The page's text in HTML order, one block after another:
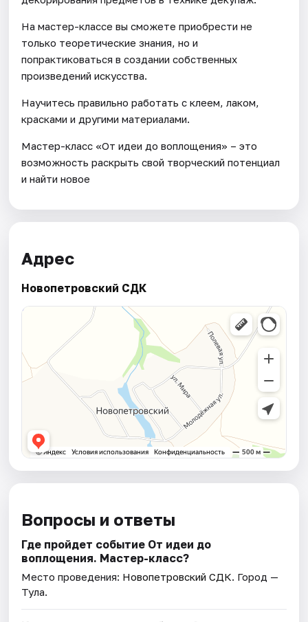
На мастер-классе вы сможете приобрести не
только теоретические знания, но и
попрактиковаться в создании собственных
произведений искусства.
Научитесь правильно работать с клеем, лаком,
красками и другими материалами.
Мастер-класс «От идеи до воплощения» – это
возможность раскрыть свой творческий потенциал
и найти новое
Адрес
Новопетровский СДК
Вопросы и ответы
Где пройдет событие От идеи до
воплощения. Мастер-класс?
Место проведения: Новопетровский СДК. Город —
Тула.